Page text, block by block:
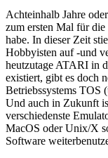
Achteinhalb Jahre
zum ersten Mal für
habe. In dieser Zeit
Hobbyisten auf -und
heutzutage ATARI in
existiert, gibt es doch
Betriebssystems TOS
Und auch in Zukunft
verschiedenste
MacOS oder Unix/X
Software